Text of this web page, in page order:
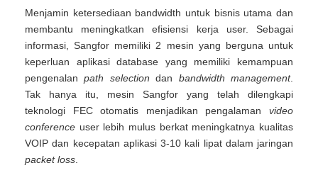
Menjamin ketersediaan bandwidth untuk bisnis utama dan
membantu meningkatkan efisiensi kerja user. Sebagai
informasi, Sangfor memiliki 2 mesin yang berguna untuk
keperluan aplikasi database yang memiliki kemampuan
pengenalanpath selection dan bandwidth management.
Tak hanya itu, mesin Sangfor yang telah dilengkapi
teknologi FEC otomatis menjadikan pengalaman video
conference user lebih mulus berkat meningkatnya kualitas
VOIP dan kecepatan aplikasi 3-10 kali lipat dalam jaringan
packet loss